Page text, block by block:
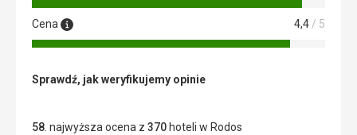
Cena 4,4 / 5
Sprawdź, jak weryfikujemy opinie
58 . najwyższa ocena z 370 hoteli w Rodos